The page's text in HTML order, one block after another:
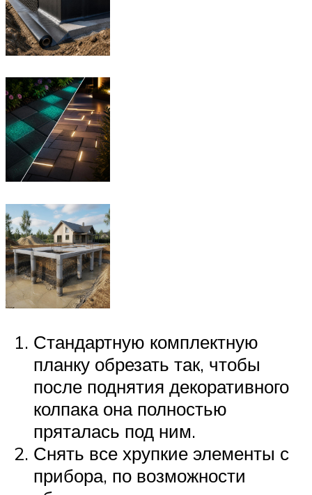
Стандартную комплектную
планку обрезать так, чтобы
после поднятия декоративного
колпака она полностью
пряталась под ним.
Снять все хрупкие элементы с
прибора, по возможности